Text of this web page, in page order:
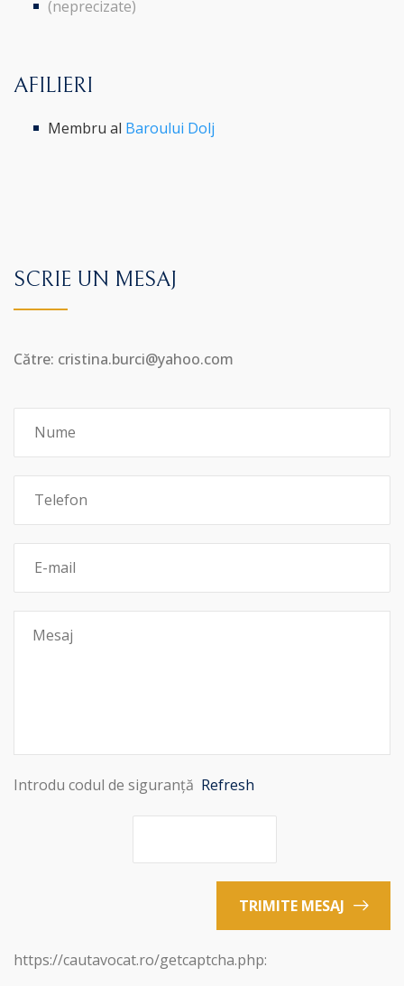
(neprecizate)
AFILIERI
Membru al Baroului Dolj
SCRIE UN MESAJ
Către: cristina.burci@yahoo.com
Introdu codul de siguranță Refresh
TRIMITE MESAJ
https://cautavocat.ro/getcaptcha.php: